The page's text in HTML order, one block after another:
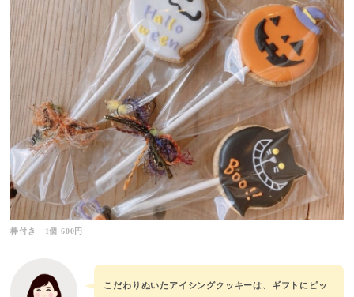
棒付き 1個 600円
こだわりぬいたアイシングクッキーは、ギフトにピッ